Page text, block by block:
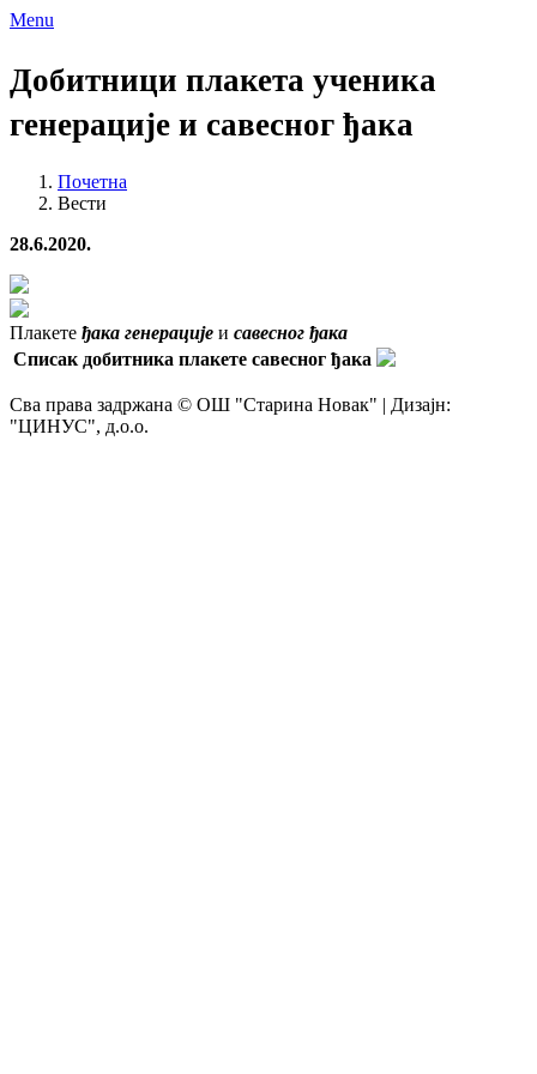
Menu
Добитници плакета ученика
генерације и савесног ђака
Почетна
Вести
28.6.2020.
Плакете ђака генерације и савесног ђака
Списак добитника плакете савесног ђака
Сва права задржана © ОШ "Старина Новак" | Дизајн:
"ЦИНУС", д.о.о.